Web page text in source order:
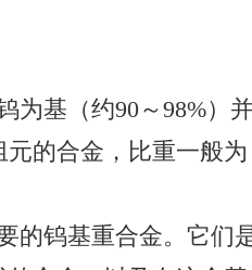
为基（约90～98%）
的合金，比重一般为
的钨基重合金。它们